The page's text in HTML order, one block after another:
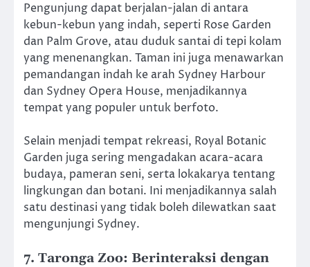
Pengunjung dapat berjalan-jalan di antara
kebun-kebun yang indah, seperti Rose Garden
dan Palm Grove, atau duduk santai di tepi kolam
yang menenangkan. Taman ini juga menawarkan
pemandangan indah ke arah Sydney Harbour
dan Sydney Opera House, menjadikannya
tempat yang populer untuk berfoto.
Selain menjadi tempat rekreasi, Royal Botanic
Garden juga sering mengadakan acara-acara
budaya, pameran seni, serta lokakarya tentang
lingkungan dan botani. Ini menjadikannya salah
satu destinasi yang tidak boleh dilewatkan saat
mengunjungi Sydney.
7. Taronga Zoo: Berinteraksi dengan